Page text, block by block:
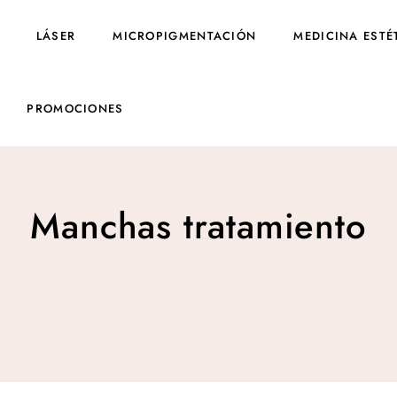
LÁSER MICROPIGMENTACIÓN MEDICINA
PROMOCIONES
Manchas tratamiento
Manchas tratamiento